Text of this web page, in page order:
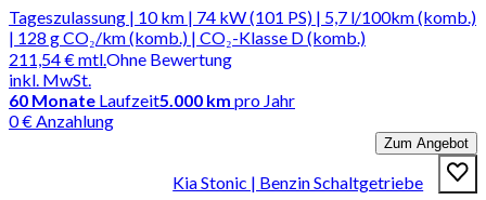
Tageszulassung | 10 km | 74 kW (101 PS) | 5,7 l/100km (komb.)
| 128 g CO₂/km (komb.) | CO₂-Klasse D (komb.)
211,54 €mtl.
inkl. MwSt.
Ohne Bewertung
60 Monate Laufzeit5.000 km pro Jahr
0 € Anzahlung
Zum Angebot
Kia Stonic | Benzin Schaltgetriebe